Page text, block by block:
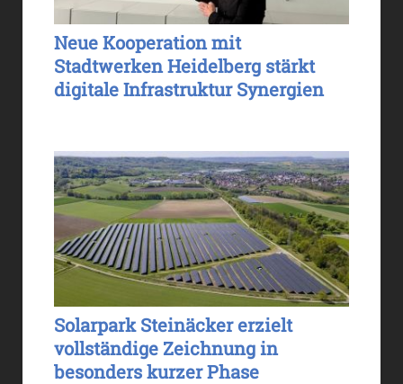
Neue Kooperation mit
Stadtwerken Heidelberg stärkt
digitale Infrastruktur Synergien
Solarpark Steinäcker erzielt
vollständige Zeichnung in
besonders kurzer Phase